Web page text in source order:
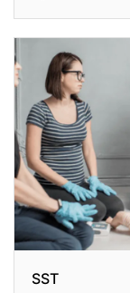
SST